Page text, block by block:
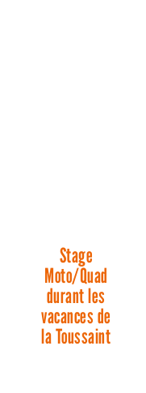
Stage
Moto/Quad
durant les
vacances de
la Toussaint